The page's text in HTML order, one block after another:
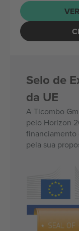
Selo de
da UE
A Ticombo
pelo Horizon
financiamento
pela sua